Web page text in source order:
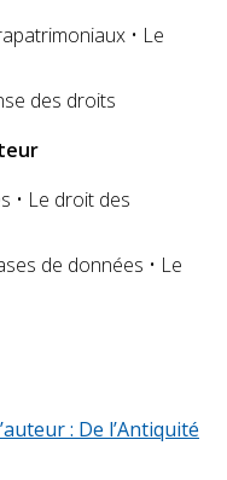
• Le
des droits
• Le droit des
de données • Le
: De l’Antiquité